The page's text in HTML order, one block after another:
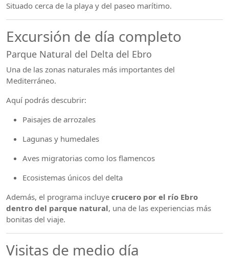
Situado cerca de la playa y del paseo marítimo.
Excursión de día completo
Parque Natural del Delta del Ebro
Una de las zonas naturales más importantes del
Mediterráneo.
Aquí podrás descubrir:
Paisajes de arrozales
Lagunas y humedales
Aves migratorias como los flamencos
Ecosistemas únicos del delta
Además, el programa incluye crucero por el río Ebro
dentro del parque natural, una de las experiencias más
bonitas del viaje.
Visitas de medio día